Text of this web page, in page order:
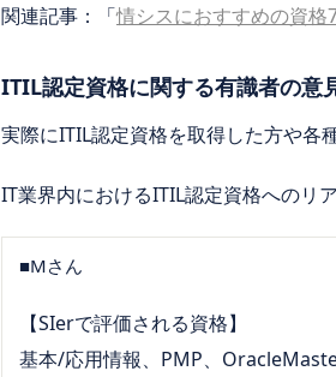
関連記事：「情シスにおすすめの資
ITIL認定資格に関する有識者の意
実際にITIL認定資格を取得した方や各
IT業界内におけるITIL認定資格へのリ
■Mさん
【SIerで評価される資格】
基本/応用情報、PMP、